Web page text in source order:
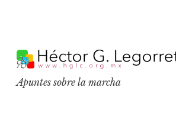
k
p
Apuntes sobre la marcha